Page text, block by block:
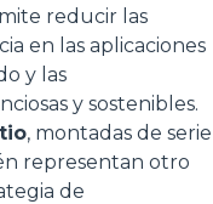
reducir las
en las aplicaciones
y las
y sostenibles.
, montadas de serie
representan otro
de